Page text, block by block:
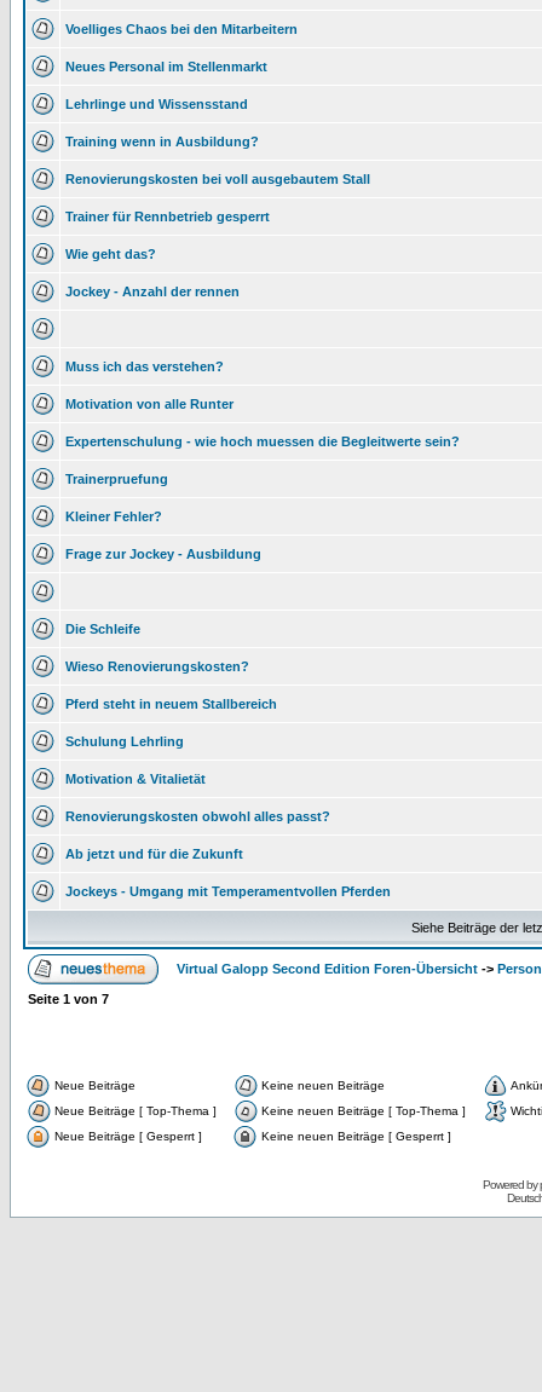
Voelliges Chaos bei den Mitarbeitern
Neues Personal im Stellenmarkt
Lehrlinge und Wissensstand
Training wenn in Ausbildung?
Renovierungskosten bei voll ausgebautem Stall
Trainer für Rennbetrieb gesperrt
Wie geht das?
Jockey - Anzahl der rennen
Muss ich das verstehen?
Motivation von alle Runter
Expertenschulung - wie hoch muessen die Begleitwerte sein?
Trainerpruefung
Kleiner Fehler?
Frage zur Jockey - Ausbildung
Die Schleife
Wieso Renovierungskosten?
Pferd steht in neuem Stallbereich
Schulung Lehrling
Motivation & Vitalietät
Renovierungskosten obwohl alles passt?
Ab jetzt und für die Zukunft
Jockeys - Umgang mit Temperamentvollen Pferden
Siehe Beiträge der
Virtual Galopp Second Edition Foren-Übersicht ->
Seite 1 von 7
Neue Beiträge Keine neuen Beiträge
Neue Beiträge [ Top-Thema ]
Keine neuen Beiträge [ Top-Thema ]
Neue Beiträge [ Gesperrt ]
Keine neuen Beiträge [ Gesperrt ]
Powered by